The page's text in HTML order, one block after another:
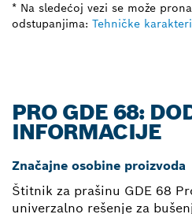
* Na sledećoj vezi se može
odstupanjima: Tehničke
PRO GDE 68:
INFORMACIJE
Značajne osobine proizvoda
Štitnik za prašinu GDE 68
univerzalno rešenje za